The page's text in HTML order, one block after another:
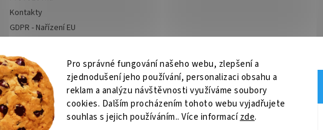
Pro správné fungování našeho webu, zlepšení a
zjednodušení jeho používání, personalizaci obsahu a
reklam a analýzu návštěvnosti využíváme soubory
cookies. Dalším procházením tohoto webu vyjadřujete
souhlas s jejich používáním.. Více informacízde.
Kontakty
GDPR - Nařízení EU
Výčepní zařízení, chlazení na pivo, chlazení piva OSMO CZ Barvy Příbram Obchodní